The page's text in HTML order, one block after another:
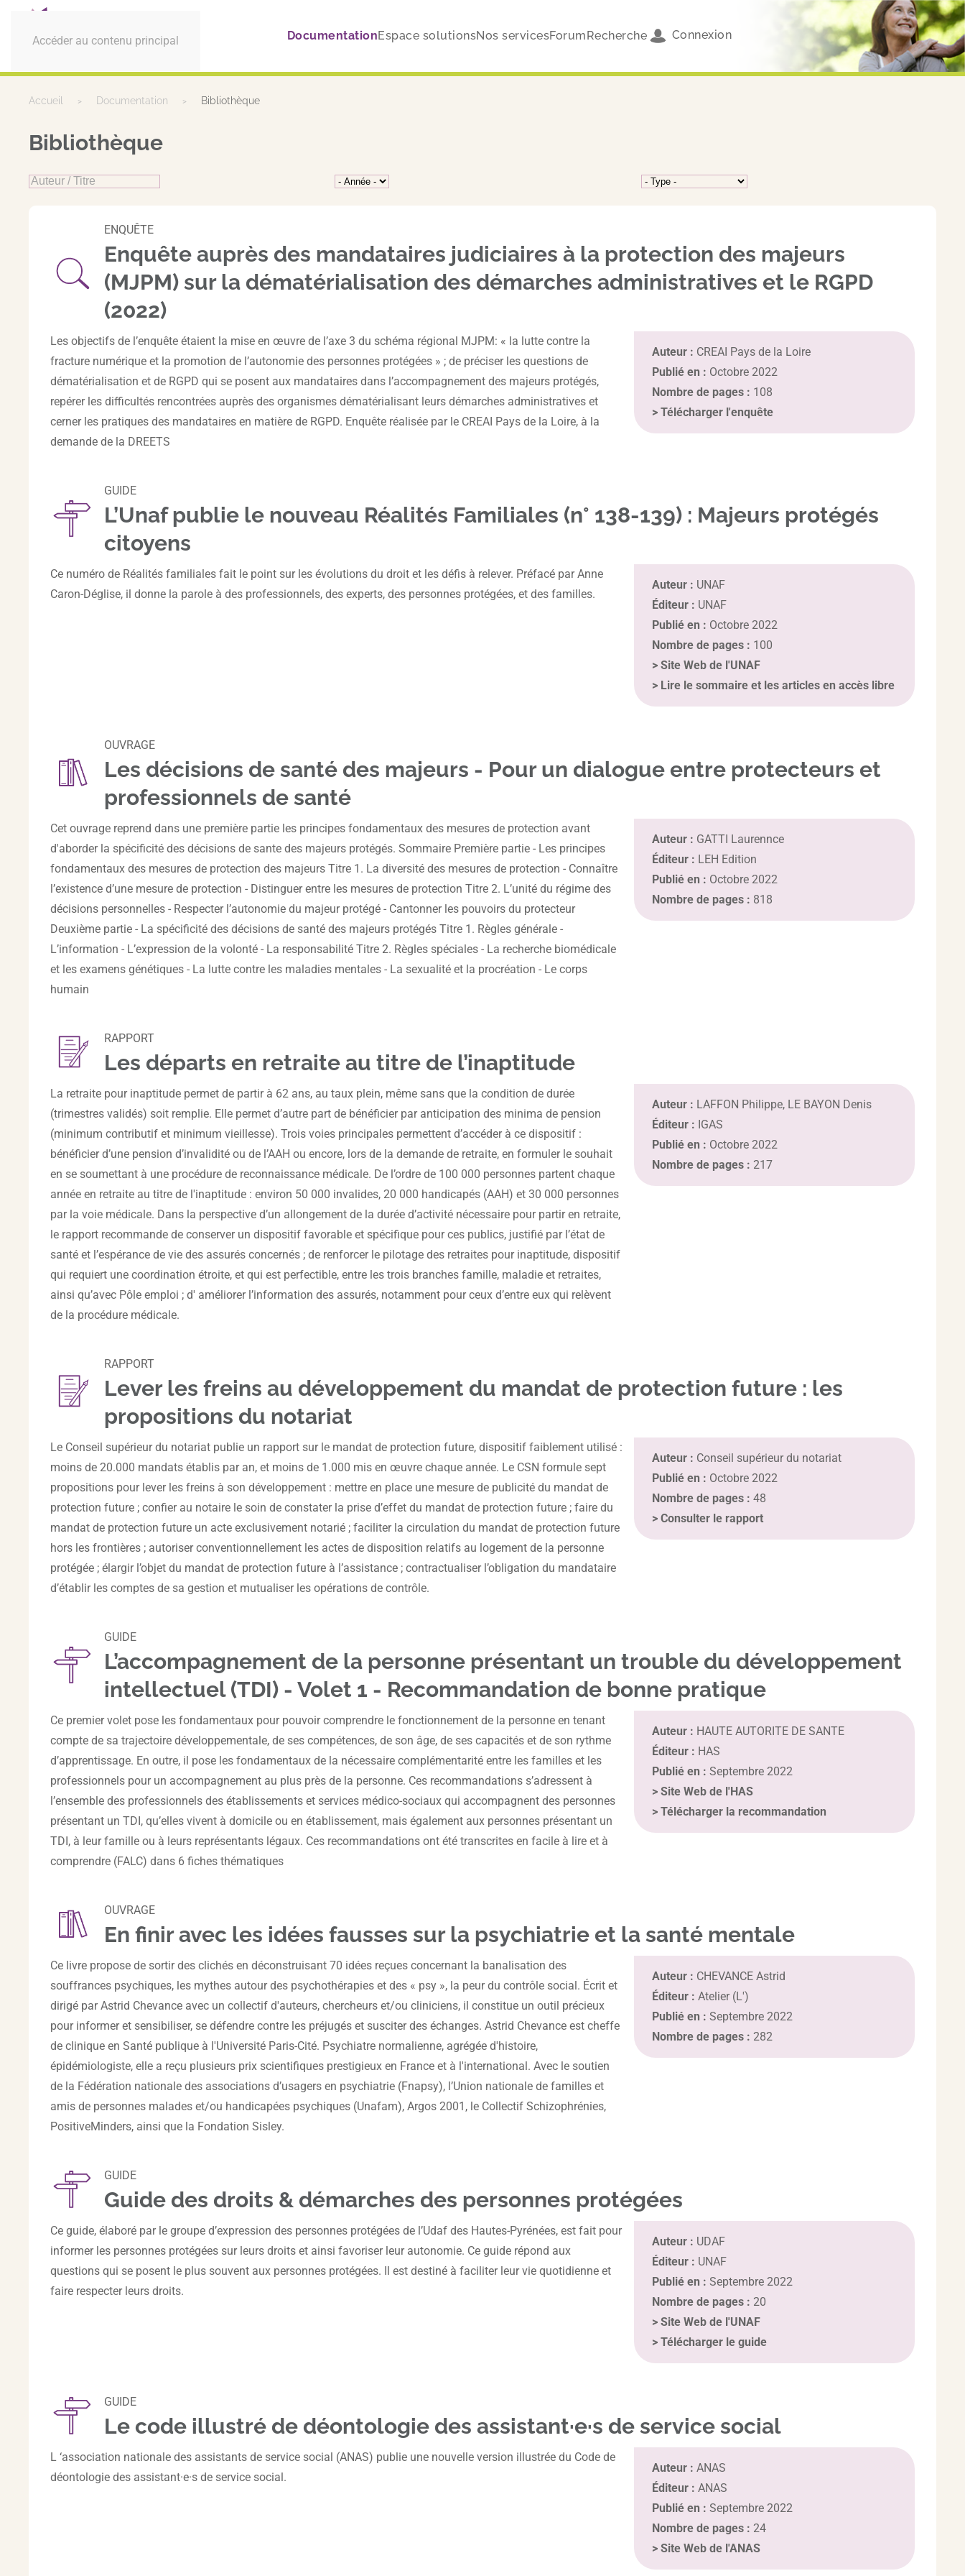
Accéder au contenu principal DocumentationEspace solutionsNos servicesForumRecherche Connexion
Accueil Documentation Bibliothèque
Bibliothèque
ENQUÊTE
Enquête auprès des mandataires judiciaires à la protection des majeurs
(MJPM) sur la dématérialisation des démarches administratives et le RGPD
(2022)
Les objectifs de l’enquête étaient la mise en œuvre de l’axe 3 du schéma régional MJPM: « la lutte contre la
fracture numérique et la promotion de l’autonomie des personnes protégées » ; de préciser les questions de
dématérialisation et de RGPD qui se posent aux mandataires dans l’accompagnement des majeurs protégés,
repérer les difficultés rencontrées auprès des organismes dématérialisant leurs démarches administratives et
cerner les pratiques des mandataires en matière de RGPD. Enquête réalisée par le CREAI Pays de la Loire, à la
demande de la DREETS
Auteur : CREAI Pays de la Loire
Publié en : Octobre 2022
Nombre de pages : 108
> Télécharger l'enquête
GUIDE
L’Unaf publie le nouveau Réalités Familiales (n° 138-139) : Majeurs protégés
citoyens
Ce numéro de Réalités familiales fait le point sur les évolutions du droit et les défis à relever. Préfacé par Anne
Caron-Déglise, il donne la parole à des professionnels, des experts, des personnes protégées, et des familles.
Auteur : UNAF
Éditeur : UNAF
Publié en : Octobre 2022
Nombre de pages : 100
> Site Web de l'UNAF
> Lire le sommaire et les articles en accès libre
OUVRAGE
Les décisions de santé des majeurs - Pour un dialogue entre protecteurs et
professionnels de santé
Cet ouvrage reprend dans une première partie les principes fondamentaux des mesures de protection avant
d'aborder la spécificité des décisions de sante des majeurs protégés. Sommaire Première partie - Les principes
fondamentaux des mesures de protection des majeurs Titre 1. La diversité des mesures de protection - Connaître
l’existence d’une mesure de protection - Distinguer entre les mesures de protection Titre 2. L’unité du régime des
décisions personnelles - Respecter l’autonomie du majeur protégé - Cantonner les pouvoirs du protecteur
Deuxième partie - La spécificité des décisions de santé des majeurs protégés Titre 1. Règles générale -
L’information - L’expression de la volonté - La responsabilité Titre 2. Règles spéciales - La recherche biomédicale
et les examens génétiques - La lutte contre les maladies mentales - La sexualité et la procréation - Le corps
humain
Auteur : GATTI Laurennce
Éditeur : LEH Edition
Publié en : Octobre 2022
Nombre de pages : 818
RAPPORT
Les départs en retraite au titre de l’inaptitude
La retraite pour inaptitude permet de partir à 62 ans, au taux plein, même sans que la condition de durée
(trimestres validés) soit remplie. Elle permet d’autre part de bénéficier par anticipation des minima de pension
(minimum contributif et minimum vieillesse). Trois voies principales permettent d’accéder à ce dispositif :
bénéficier d’une pension d’invalidité ou de l’AAH ou encore, lors de la demande de retraite, en formuler le souhait
en se soumettant à une procédure de reconnaissance médicale. De l’ordre de 100 000 personnes partent chaque
année en retraite au titre de l'inaptitude : environ 50 000 invalides, 20 000 handicapés (AAH) et 30 000 personnes
par la voie médicale. Dans la perspective d’un allongement de la durée d’activité nécessaire pour partir en retraite,
le rapport recommande de conserver un dispositif favorable et spécifique pour ces publics, justifié par l’état de
santé et l’espérance de vie des assurés concernés ; de renforcer le pilotage des retraites pour inaptitude, dispositif
qui requiert une coordination étroite, et qui est perfectible, entre les trois branches famille, maladie et retraites,
ainsi qu’avec Pôle emploi ; d' améliorer l’information des assurés, notamment pour ceux d’entre eux qui relèvent
de la procédure médicale.
Auteur : LAFFON Philippe, LE BAYON Denis
Éditeur : IGAS
Publié en : Octobre 2022
Nombre de pages : 217
RAPPORT
Lever les freins au développement du mandat de protection future : les
propositions du notariat
Le Conseil supérieur du notariat publie un rapport sur le mandat de protection future, dispositif faiblement utilisé :
moins de 20.000 mandats établis par an, et moins de 1.000 mis en œuvre chaque année. Le CSN formule sept
propositions pour lever les freins à son développement : mettre en place une mesure de publicité du mandat de
protection future ; confier au notaire le soin de constater la prise d’effet du mandat de protection future ; faire du
mandat de protection future un acte exclusivement notarié ; faciliter la circulation du mandat de protection future
hors les frontières ; autoriser conventionnellement les actes de disposition relatifs au logement de la personne
protégée ; élargir l’objet du mandat de protection future à l’assistance ; contractualiser l’obligation du mandataire
d’établir les comptes de sa gestion et mutualiser les opérations de contrôle.
Auteur : Conseil supérieur du notariat
Publié en : Octobre 2022
Nombre de pages : 48
> Consulter le rapport
GUIDE
L’accompagnement de la personne présentant un trouble du développement
intellectuel (TDI) - Volet 1 - Recommandation de bonne pratique
Ce premier volet pose les fondamentaux pour pouvoir comprendre le fonctionnement de la personne en tenant
compte de sa trajectoire développementale, de ses compétences, de son âge, de ses capacités et de son rythme
d’apprentissage. En outre, il pose les fondamentaux de la nécessaire complémentarité entre les familles et les
professionnels pour un accompagnement au plus près de la personne. Ces recommandations s’adressent à
l’ensemble des professionnels des établissements et services médico-sociaux qui accompagnent des personnes
présentant un TDI, qu’elles vivent à domicile ou en établissement, mais également aux personnes présentant un
TDI, à leur famille ou à leurs représentants légaux. Ces recommandations ont été transcrites en facile à lire et à
comprendre (FALC) dans 6 fiches thématiques
Auteur : HAUTE AUTORITE DE SANTE
Éditeur : HAS
Publié en : Septembre 2022
> Site Web de l'HAS
> Télécharger la recommandation
OUVRAGE
En finir avec les idées fausses sur la psychiatrie et la santé mentale
Ce livre propose de sortir des clichés en déconstruisant 70 idées reçues concernant la banalisation des
souffrances psychiques, les mythes autour des psychothérapies et des « psy », la peur du contrôle social. Écrit et
dirigé par Astrid Chevance avec un collectif d'auteurs, chercheurs et/ou cliniciens, il constitue un outil précieux
pour informer et sensibiliser, se défendre contre les préjugés et susciter des échanges. Astrid Chevance est cheffe
de clinique en Santé publique à l'Université Paris-Cité. Psychiatre normalienne, agrégée d'histoire,
épidémiologiste, elle a reçu plusieurs prix scientifiques prestigieux en France et à l'international. Avec le soutien
de la Fédération nationale des associations d’usagers en psychiatrie (Fnapsy), l’Union nationale de familles et
amis de personnes malades et/ou handicapées psychiques (Unafam), Argos 2001, le Collectif Schizophrénies,
PositiveMinders, ainsi que la Fondation Sisley.
Auteur : CHEVANCE Astrid
Éditeur : Atelier (L')
Publié en : Septembre 2022
Nombre de pages : 282
GUIDE
Guide des droits & démarches des personnes protégées
Ce guide, élaboré par le groupe d’expression des personnes protégées de l’Udaf des Hautes-Pyrénées, est fait pour
informer les personnes protégées sur leurs droits et ainsi favoriser leur autonomie. Ce guide répond aux
questions qui se posent le plus souvent aux personnes protégées. Il est destiné à faciliter leur vie quotidienne et
faire respecter leurs droits.
Auteur : UDAF
Éditeur : UNAF
Publié en : Septembre 2022
Nombre de pages : 20
> Site Web de l'UNAF
> Télécharger le guide
GUIDE
Le code illustré de déontologie des assistant·e·s de service social
L ‘association nationale des assistants de service social (ANAS) publie une nouvelle version illustrée du Code de
déontologie des assistant·e·s de service social.
Auteur : ANAS
Éditeur : ANAS
Publié en : Septembre 2022
Nombre de pages : 24
> Site Web de l'ANAS